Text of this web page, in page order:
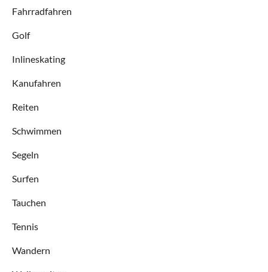
Fahrradfahren
Golf
Inlineskating
Kanufahren
Reiten
Schwimmen
Segeln
Surfen
Tauchen
Tennis
Wandern